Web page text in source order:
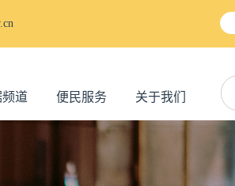
道 便民服务 关于我们